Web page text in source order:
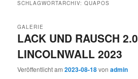
SCHLAGWORTARCHIV:QUAPOS
LACK UND RAUSCH 2.0
LINCOLNWALL 2023
GALERIE
Veröffentlicht am2023-08-18vonadmin